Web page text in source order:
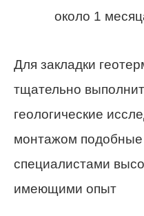
около 1
Для закладки
тщательно
геологические
монтажом подобные
специалистами
имеющими опыт